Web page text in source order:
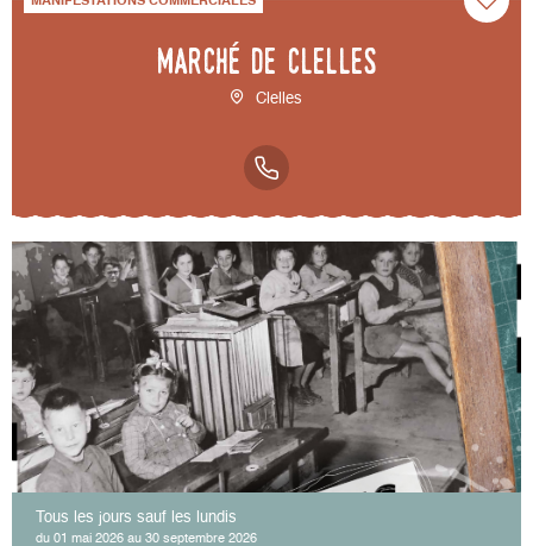
Marché de Clelles
Clelles
Tous les jours sauf les lundis
du 01 mai 2026 au 30 septembre 2026